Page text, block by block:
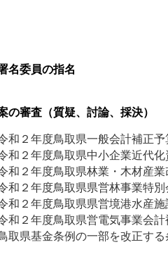
名委員の指名
審査（質疑、討論、採決）
和２年度鳥取県一般会計補正予
和２年度鳥取県中小企業近代
和２年度鳥取県林業・木材産
和２年度鳥取県県営林事業特別
和２年度鳥取県県営境港水産
和２年度鳥取県営電気事業会計
取県基金条例の一部を改正する